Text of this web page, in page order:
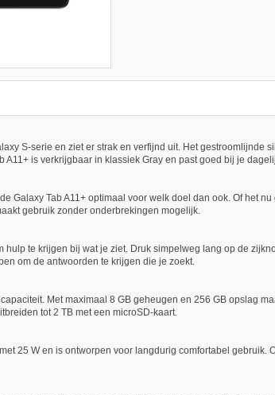
S-serie en ziet er strak en verfijnd uit. Het gestroomlijnde
is verkrijgbaar in klassiek Gray en past goed bij je
Galaxy Tab A11+ optimaal voor welk doel dan ook. Of het
gebruik zonder onderbrekingen mogelijk.
hulp te krijgen bij wat je ziet. Druk simpelweg lang op de
om de antwoorden te krijgen die je zoekt.
Met maximaal 8 GB geheugen en 256 GB opslag
tot 2 TB met een microSD-kaart.
25 W en is ontworpen voor langdurig comfortabel